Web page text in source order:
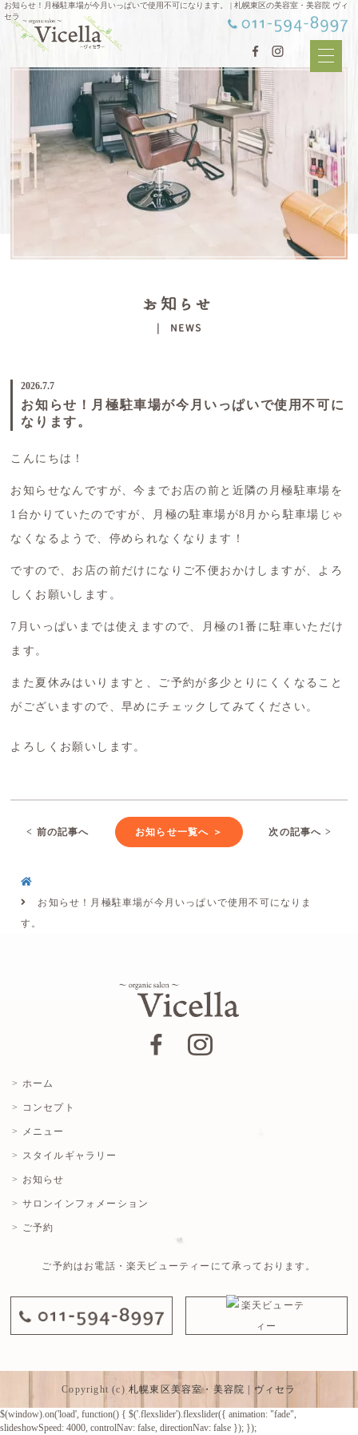
お知らせ！月極駐車場が今月いっぱいで使用不可になります。 | 札幌東区の美容室・美容院 ヴィ
セラ
お知らせ
| NEWS
2026.7.7
お知らせ！月極駐車場が今月いっぱいで使用不可に
なります。
こんにちは！
お知らせなんですが、今までお店の前と近隣の月極駐車場を
1台かりていたのですが、月極の駐車場が8月から駐車場じゃ
なくなるようで、停められなくなります！
ですので、お店の前だけになりご不便おかけしますが、よろ
しくお願いします。
7月いっぱいまでは使えますので、月極の1番に駐車いただけ
ます。
また夏休みはいりますと、ご予約が多少とりにくくなること
がございますので、早めにチェックしてみてください。
よろしくお願いします。
< 前の記事へ お知らせ一覧へ ＞ 次の記事へ >
お知らせ！月極駐車場が今月いっぱいで使用不可になりま
す。
> ホーム
> コンセプト
> メニュー
> スタイルギャラリー
> お知らせ
> サロンインフォメーション
> ご予約
ご予約はお電話・楽天ビューティーにて承っております。
Copyright (c)札幌東区美容室・美容院 | ヴィセラ
$(window).on('load', function() { $('.flexslider').flexslider({ animation: "fade",
slideshowSpeed: 4000, controlNav: false, directionNav: false }); });